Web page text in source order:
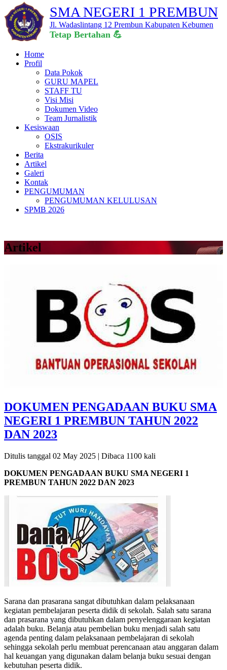
SMA NEGERI 1 PREMBUN
Jl. Wadaslintang 12 Prembun Kabupaten Kebumen
Tetap Bertahan
Home
Profil
Data Pokok
GURU MAPEL
STAFF TU
Visi Misi
Dokumen Video
Team Jurnalistik
Kesiswaan
OSIS
Ekstrakurikuler
Berita
Artikel
Galeri
Kontak
PENGUMUMAN
PENGUMUMAN KELULUSAN
SPMB 2026
Artikel
DOKUMEN PENGADAAN BUKU SMA
NEGERI 1 PREMBUN TAHUN 2022
DAN 2023
Ditulis tanggal 02 May 2025 | Dibaca 1100 kali
DOKUMEN PENGADAAN BUKU SMA NEGERI 1
PREMBUN TAHUN 2022 DAN 2023
Sarana dan prasarana sangat dibutuhkan dalam pelaksanaan
kegiatan pembelajaran peserta didik di sekolah. Salah satu sarana
dan prasarana yang dibutuhkan dalam penyelenggaraan kegiatan
adalah buku. Belanja atau pembelian buku menjadi salah satu
agenda penting dalam pelaksanaan pembelajaran di sekolah
sehingga sekolah perlu membuat perencanaan atau anggaran dalam
hal keuangan yang digunakan dalam belanja buku sesuai dengan
kebutuhan peserta didik.